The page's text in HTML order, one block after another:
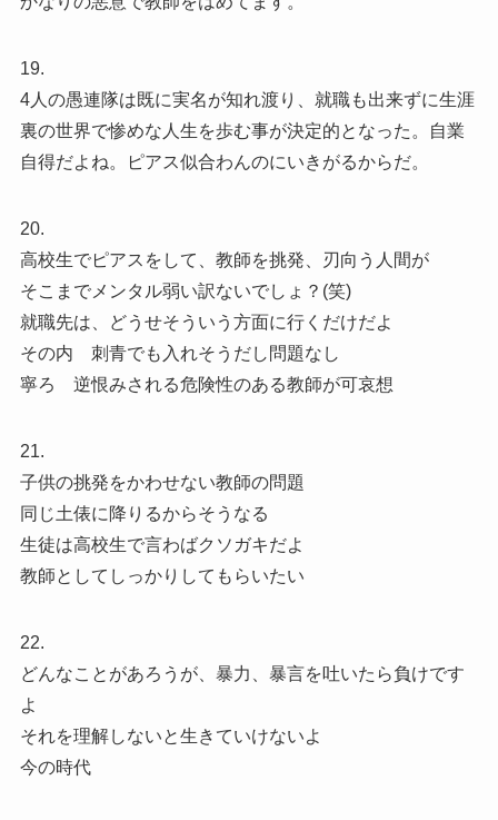
19.
4人の愚連隊は既に実名が知れ渡り、就職も出来ずに生涯
裏の世界で惨めな人生を歩む事が決定的となった。自業
自得だよね。ピアス似合わんのにいきがるからだ。
20.
高校生でピアスをして、教師を挑発、刃向う人間が
そこまでメンタル弱い訳ないでしょ？(笑)
就職先は、どうせそういう方面に行くだけだよ
その内 刺青でも入れそうだし問題なし
寧ろ 逆恨みされる危険性のある教師が可哀想
21.
子供の挑発をかわせない教師の問題
同じ土俵に降りるからそうなる
生徒は高校生で言わばクソガキだよ
教師としてしっかりしてもらいたい
22.
どんなことがあろうが、暴力、暴言を吐いたら負けです
よ
それを理解しないと生きていけないよ
今の時代